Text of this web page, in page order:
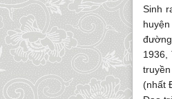
Sinh
1936,
(nhất